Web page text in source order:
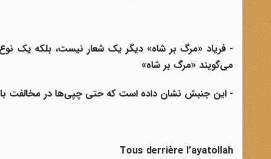
- فریاد «مرگ بر شاه» دیگر یک شعار نیست، بلکه یک
می‌گویند «مرگ بر شاه»
- این جنبش نشان داده است که حتی چپی‌ها در مخالفت با
Tous derrière l’ayatollah